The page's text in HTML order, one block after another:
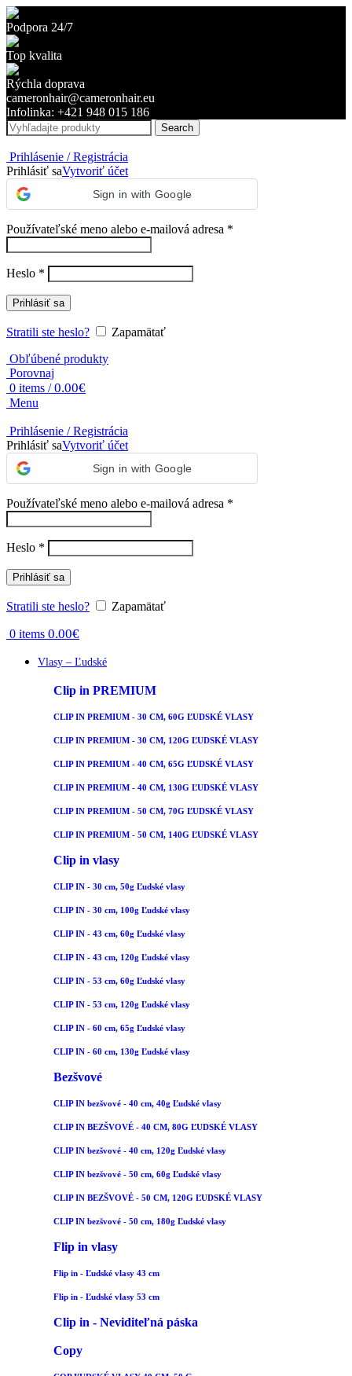
Podpora 24/7
Top kvalita
Rýchla doprava
cameronhair@cameronhair.eu
Infolinka: +421 948 015 186
Search
Prihlásenie / Registrácia
Prihlásiť saVytvoriť účet
Sign in with Google
Používateľské meno alebo e-mailová adresa *
Heslo *
Prihlásiť sa
Stratili ste heslo?
Zapamätať
Obľúbené produkty
Porovnaj
0 items / 0.00€
Menu
Prihlásenie / Registrácia
Prihlásiť saVytvoriť účet
Sign in with Google
Používateľské meno alebo e-mailová adresa *
Heslo *
Prihlásiť sa
Stratili ste heslo? Zapamätať
0 items 0.00€
Vlasy – Ľudské
Clip in PREMIUM
CLIP IN PREMIUM - 30 CM, 60G ĽUDSKÉ VLASY
CLIP IN PREMIUM - 30 CM, 120G ĽUDSKÉ VLASY
CLIP IN PREMIUM - 40 CM, 65G ĽUDSKÉ VLASY
CLIP IN PREMIUM - 40 CM, 130G ĽUDSKÉ VLASY
CLIP IN PREMIUM - 50 CM, 70G ĽUDSKÉ VLASY
CLIP IN PREMIUM - 50 CM, 140G ĽUDSKÉ VLASY
Clip in vlasy
CLIP IN - 30 cm, 50g Ľudské vlasy
CLIP IN - 30 cm, 100g Ľudské vlasy
CLIP IN - 43 cm, 60g Ľudské vlasy
CLIP IN - 43 cm, 120g Ľudské vlasy
CLIP IN - 53 cm, 60g Ľudské vlasy
CLIP IN - 53 cm, 120g Ľudské vlasy
CLIP IN - 60 cm, 65g Ľudské vlasy
CLIP IN - 60 cm, 130g Ľudské vlasy
Bezšvové
CLIP IN bezšvové - 40 cm, 40g Ľudské vlasy
CLIP IN BEZŠVOVÉ - 40 CM, 80G ĽUDSKÉ VLASY
CLIP IN bezšvové - 40 cm, 120g Ľudské vlasy
CLIP IN bezšvové - 50 cm, 60g Ľudské vlasy
CLIP IN BEZŠVOVÉ - 50 CM, 120G ĽUDSKÉ VLASY
CLIP IN bezšvové - 50 cm, 180g Ľudské vlasy
Flip in vlasy
Flip in - Ľudské vlasy 43 cm
Flip in - Ľudské vlasy 53 cm
Clip in - Neviditeľná páska
Copy